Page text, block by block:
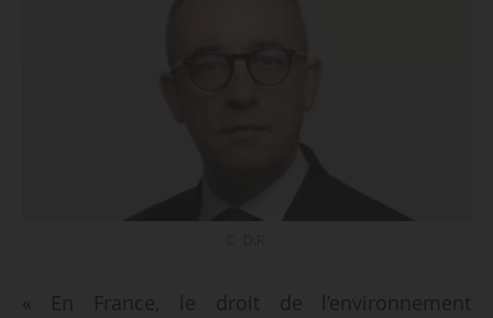
« En France, le droit de l’environnement